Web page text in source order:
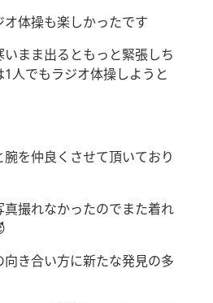
体操も楽しかったです
まま出るともっと緊張しち
人でもラジオ体操しようと
を仲良くさせて頂いており
撮れなかったのでまた着れ
き合い方に新たな発見の多